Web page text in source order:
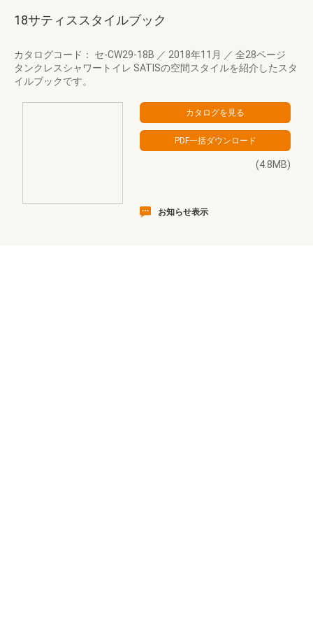
18サティススタイルブック
カタログコード： セ-CW29-18B ／ 2018年11月 ／ 全28ページ
タンクレスシャワートイレ SATISの空間スタイルを紹介したスタ
イルブックです。
(4.8MB)
お知らせ表示